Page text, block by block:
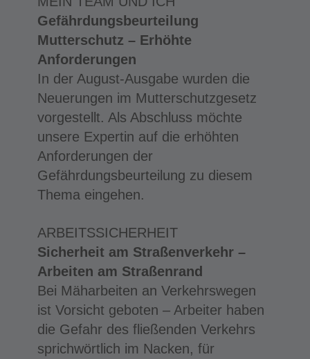
Gefährdungsbeurteilung
Mutterschutz – Erhöhte
Anforderungen
In der August-Ausgabe wurden die
Neuerungen im Mutterschutzgesetz
vorgestellt. Als Abschluss möchte
unsere Expertin auf die erhöhten
Anforderungen der
Gefährdungsbeurteilung zu diesem
Thema eingehen.
ARBEITSSICHERHEIT
Sicherheit am Straßenverkehr –
Arbeiten am Straßenrand
Bei Mäharbeiten an Verkehrswegen
ist Vorsicht geboten – Arbeiter haben
die Gefahr des fließenden Verkehrs
sprichwörtlich im Nacken, für